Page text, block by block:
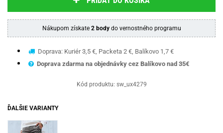
Nákupom získate 2 bodydo vernostného programu
Doprava: Kuriér 3,5 €, Packeta 2 €, Balíkovo 1,7 €
Doprava zdarma na objednávky cez Balíkovo nad 35€
Kód produktu: sw_ux4279
ĎALŠIE VARIANTY